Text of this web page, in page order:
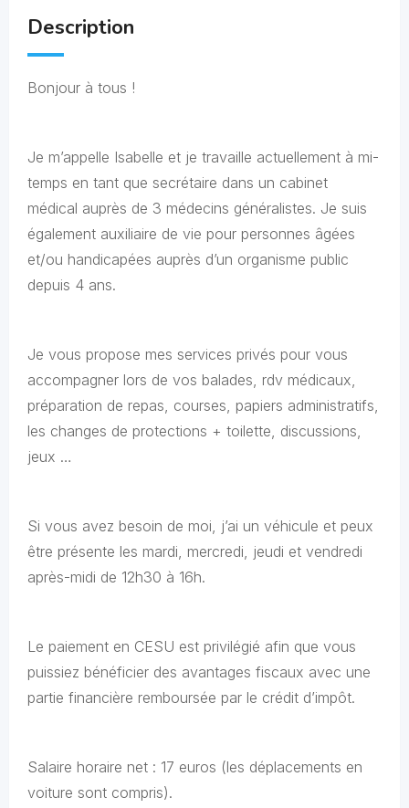
Description
Bonjour à tous !
Je m’appelle Isabelle et je travaille actuellement à mi-
temps en tant que secrétaire dans un cabinet
médical auprès de 3 médecins généralistes. Je suis
également auxiliaire de vie pour personnes âgées
et/ou handicapées auprès d’un organisme public
depuis 4 ans.
Je vous propose mes services privés pour vous
accompagner lors de vos balades, rdv médicaux,
préparation de repas, courses, papiers administratifs,
les changes de protections + toilette, discussions,
jeux …
Si vous avez besoin de moi, j’ai un véhicule et peux
être présente les mardi, mercredi, jeudi et vendredi
après-midi de 12h30 à 16h.
Le paiement en CESU est privilégié afin que vous
puissiez bénéficier des avantages fiscaux avec une
partie financière remboursée par le crédit d’impôt.
Salaire horaire net : 17 euros (les déplacements en
voiture sont compris).